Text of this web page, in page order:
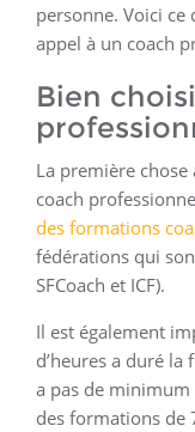
personne. Voici ce
appel à un coach
Bien
La première
coach
des formations
fédérations qui
SFCoach et ICF).
Il est également
d’heures a duré
a pas de
des formations de